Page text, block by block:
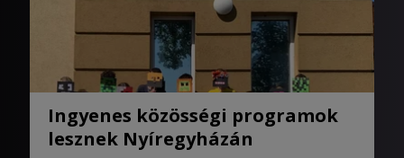
Ingyenes közösségi programok
lesznek Nyíregyházán